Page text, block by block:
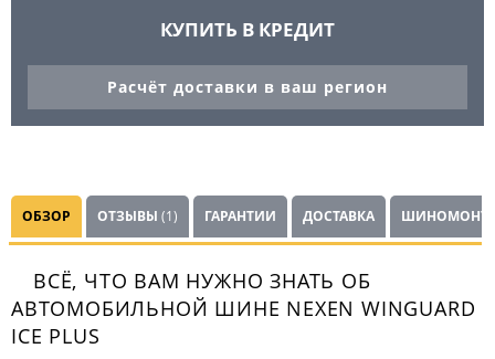
КУПИТЬ В КРЕДИТ
Расчёт доставки в ваш регион
ОБЗОР ОТЗЫВЫ (1) ГАРАНТИИ ДОСТАВКА
ВСЁ, ЧТО ВАМ НУЖНО ЗНАТЬ ОБ
АВТОМОБИЛЬНОЙ ШИНЕ NEXEN WINGUARD
ICE PLUS